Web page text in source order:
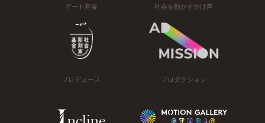
アート基金 社会を動かすかけ声
プロデュース プロダクション